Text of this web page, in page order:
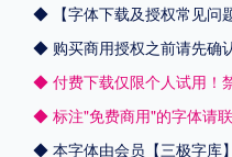
◆ 【字体下载及授权常见问
◆ 购买商用授权之前请先确
◆ 付费下载仅限个人试用！
◆ 标注"免费商用"的字体请
◆ 本字体由会员【三极字库